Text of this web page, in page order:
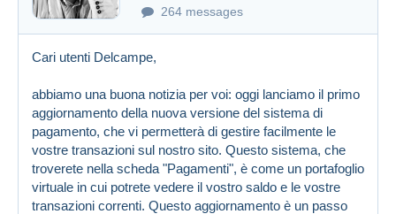
264 messages
Cari utenti Delcampe,
abbiamo una buona notizia per voi: oggi lanciamo il primo
aggiornamento della nuova versione del sistema di
pagamento, che vi permetterà di gestire facilmente le
vostre transazioni sul nostro sito. Questo sistema, che
troverete nella scheda "Pagamenti", è come un portafoglio
virtuale in cui potrete vedere il vostro saldo e le vostre
transazioni correnti. Questo aggiornamento è un passo